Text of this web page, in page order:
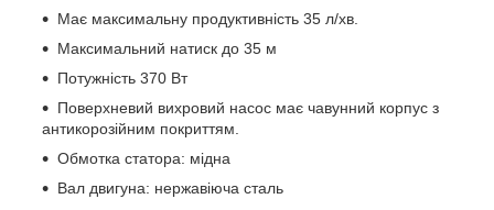
Має максимальну продуктивність 35 л/хв.
Максимальний натиск до 35 м
Потужність 370 Вт
Поверхневий вихровий насос має чавунний корпус з
антикорозійним покриттям.
Обмотка статора: мідна
Вал двигуна: нержавіюча сталь